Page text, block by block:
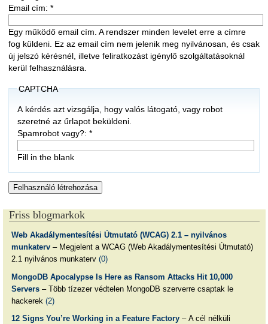
Email cím: *
Egy működő email cím. A rendszer minden levelet erre a címre
fog küldeni. Ez az email cím nem jelenik meg nyilvánosan, és csak
új jelszó kérésnél, illetve feliratkozást igénylő szolgáltatásoknál
kerül felhasználásra.
CAPTCHA
A kérdés azt vizsgálja, hogy valós látogató, vagy robot
szeretné az űrlapot beküldeni.
Spamrobot vagy?:*
Fill in the blank
Friss blogmarkok
Web Akadálymentesítési Útmutató (WCAG) 2.1 – nyilvános
munkaterv– Megjelent a WCAG (Web Akadálymentesítési Útmutató)
2.1 nyilvános munkaterv (0)
MongoDB Apocalypse Is Here as Ransom Attacks Hit 10,000
Servers– Több tízezer védtelen MongoDB szerverre csaptak le
hackerek (2)
12 Signs You’re Working in a Feature Factory– A cél nélküli